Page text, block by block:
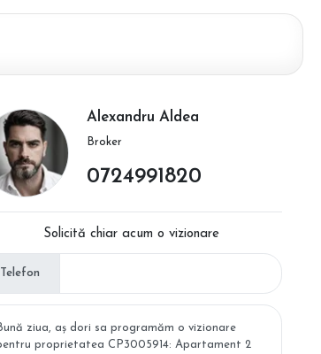
Alexandru Aldea
Broker
0724991820
Solicită chiar acum o vizionare
Telefon